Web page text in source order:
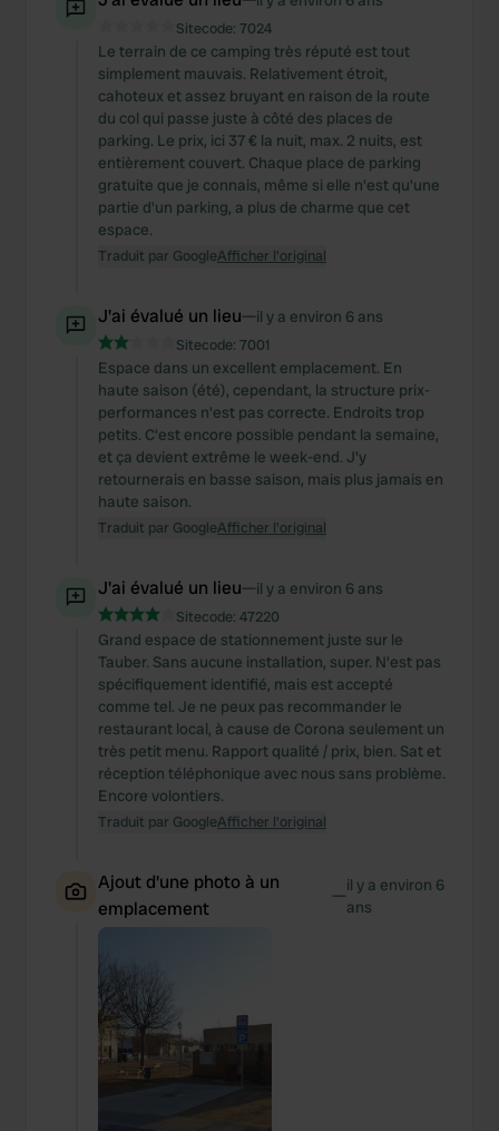
We also share information about your use of our site with
our social media, advertising and analytics partners who
may combine it with other information that you’ve
provided to them or that they’ve collected from your use
of their services.
Sitecode: 7024
Le terrain de ce camping très réputé est tout
simplement mauvais. Relativement étroit,
cahoteux et assez bruyant en raison de la route
du col qui passe juste à côté des places de
parking. Le prix, ici 37 € la nuit, max. 2 nuits, est
entièrement couvert. Chaque place de parking
gratuite que je connais, même si elle n'est qu'une
partie d'un parking, a plus de charme que cet
espace.
Traduit par GoogleAfficher l'original
J'ai évalué un lieu—il y a environ 6 ans
Sitecode: 7001
Espace dans un excellent emplacement. En
haute saison (été), cependant, la structure prix-
performances n'est pas correcte. Endroits trop
petits. C'est encore possible pendant la semaine,
et ça devient extrême le week-end. J'y
retournerais en basse saison, mais plus jamais en
haute saison.
Traduit par GoogleAfficher l'original
J'ai évalué un lieu—il y a environ 6 ans
Sitecode: 47220
Grand espace de stationnement juste sur le
Tauber. Sans aucune installation, super. N'est pas
spécifiquement identifié, mais est accepté
comme tel. Je ne peux pas recommander le
restaurant local, à cause de Corona seulement un
très petit menu. Rapport qualité / prix, bien. Sat et
réception téléphonique avec nous sans problème.
Encore volontiers.
Traduit par GoogleAfficher l'original
Ajout d'une photo à un
emplacement
—il y a environ 6
ans